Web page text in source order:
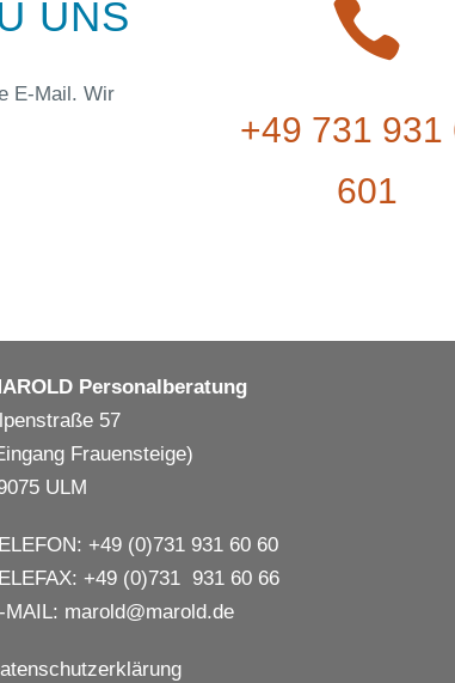
UNS
E-Mail. Wir
+49 731 931
601
Personalberatung
57
Frauensteige)
ULM
+49 (0)731 931 60 60
+49 (0)731 931 60 66
MAIL: marold@marold.de